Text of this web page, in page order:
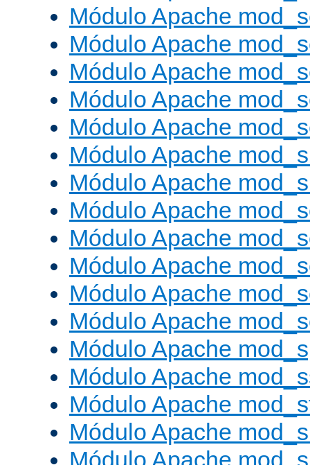
Módulo Apache
Módulo Apache
Módulo Apache
Módulo Apache
Módulo Apache
Módulo Apache
Módulo Apache
Módulo Apache
Módulo Apache
Módulo Apache
Módulo Apache
Módulo Apache
Módulo Apache
Módulo Apache
Módulo Apache
Módulo Apache
Módulo Apache